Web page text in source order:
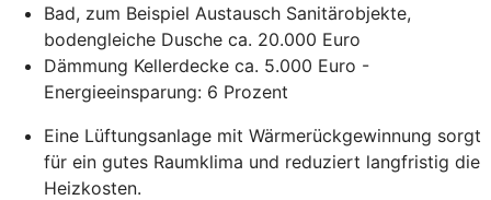
Bad, zum Beispiel Austausch Sanitärobjekte,
bodengleiche Dusche ca. 20.000 Euro
Dämmung Kellerdecke ca. 5.000 Euro -
Energieeinsparung: 6 Prozent
Eine Lüftungsanlage mit Wärmerückgewinnung sorgt
für ein gutes Raumklima und reduziert langfristig die
Heizkosten.